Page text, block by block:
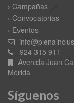
Campañas
Convocatorias
Eventos
924 315 911
Avenida Juan
Mérida
Síguenos